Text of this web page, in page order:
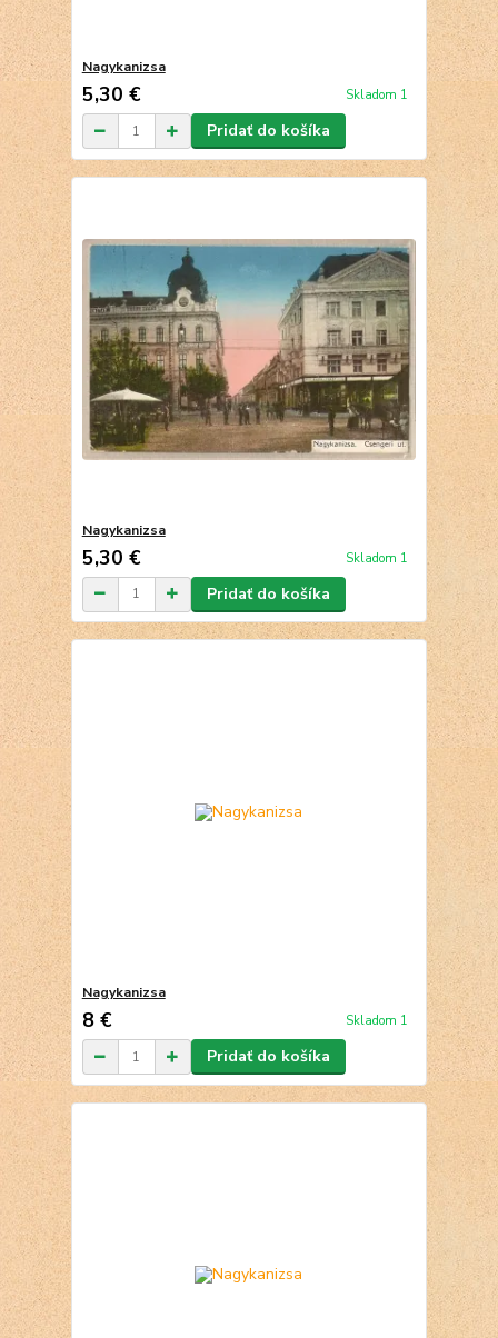
Nagykanizsa
5,30 € Skladom 1
Pridať do košíka
Nagykanizsa
5,30 € Skladom 1
Pridať do košíka
Nagykanizsa
8 € Skladom 1
Pridať do košíka